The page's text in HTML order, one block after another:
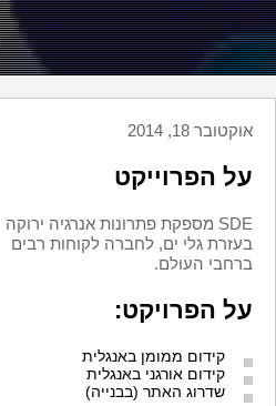
אוקטובר 18, 2014
על הפרוייקט
SDE מספקת פתרונות אנרגיה ירוקה
בעזרת גלי ים, לחברה לקוחות רבים
ברחבי העולם.
על הפרויקט:
קידום ממומן באנגלית
קידום אורגני באנגלית
שדרוג האתר (בבנייה)